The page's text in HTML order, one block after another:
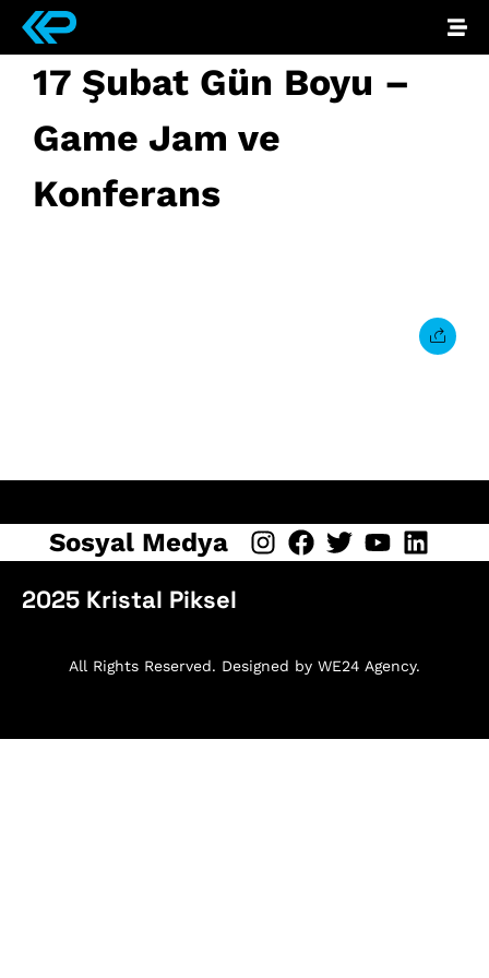
17 Şubat Gün Boyu –
Game Jam ve
Konferans
Sosyal Medya
2025 Kristal Piksel
All Rights Reserved. Designed by WE24 Agency.